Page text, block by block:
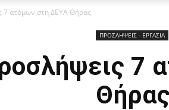
7 ατόμων στη ΔΕΥΑ Θήρας
ΠΡΟΣΛΗΨΕΙΣ - ΕΡΓΑΣΙΑ
7
Θήρας